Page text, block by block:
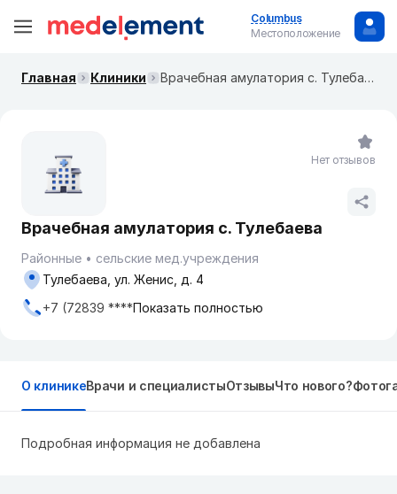
Columbus
Местоположение
Главная Клиники Врачебная амулатория с. Тулебаева
Врачебная амулатория с. Тулебаева
Районные
сельские мед.учреждения
Тулебаева, ул. Женис, д. 4
+7 (72839 ****Показать полностью
Нет отзывов
О клиникеВрачи и специалистыОтзывыЧто нового?
Подробная информация не добавлена